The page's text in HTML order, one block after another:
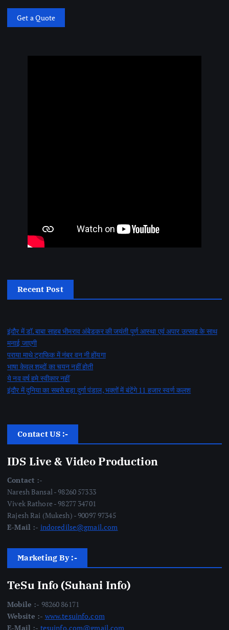
Get a Quote
Recent Post
इंदौर में डॉ. बाबा साहब भीमराव अंबेडकर की जयंती पूर्ण आस्था एवं अपार उत्साह के साथ
मनाई जाएगी
पराया माथे ट्राफिक में नंबर वन नी होंयगा
भाषा केवल शब्दों का चयन नहीं होती
ये नव वर्ष हमे स्वीकार नहीं
इंदौर में दुनिया का सबसे बड़ा दुर्गा पंडाल, भक्तों में बंटेंगे 11 हजार स्वर्ण कलश
Contact US :-
IDS Live & Video Production
Contact :-
Naresh Bansal - 98260 57333
Vivek Rathore - 98277 34701
Rajesh Rai (Mukesh) - 90097 97345
E-Mail :- indoredilse@gmail.com
Marketing By :-
TeSu Info (Suhani Info)
Mobile :- 98260 86171
Website :- www.tesuinfo.com
E-Mail :- tesuinfo.com@gmail.com